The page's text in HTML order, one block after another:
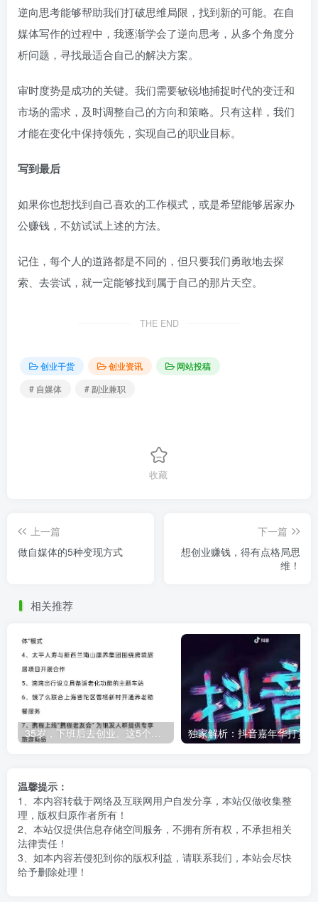
逆向思考能够帮助我们打破思维局限，找到新的可能。在自
媒体写作的过程中，我逐渐学会了逆向思考，从多个角度分
析问题，寻找最适合自己的解决方案。
审时度势是成功的关键。我们需要敏锐地捕捉时代的变迁和
市场的需求，及时调整自己的方向和策略。只有这样，我们
才能在变化中保持领先，实现自己的职业目标。
写到最后
如果你也想找到自己喜欢的工作模式，或是希望能够居家办
公赚钱，不妨试试上述的方法。
记住，每个人的道路都是不同的，但只要我们勇敢地去探
索、去尝试，就一定能够找到属于自己的那片天空。
THE END
创业干货 创业资讯
网站投稿
# 自媒体
# 副业兼职
收藏
上一篇
做自媒体的5种变现方式
下一篇
想创业赚钱，得有点格局思
维！
相关推荐
35岁，下班后去创业。这5个银发经济的小赛道，真的很适合普通人。
温馨提示：
1、本内容转载于网络及互联网用户自发分享，本站仅做收集整
理，版权归原作者所有！
2、本站仅提供信息存储空间服务，不拥有所有权，不承担相关
法律责任！
3、如本内容若侵犯到你的版权利益，请联系我们，本站会尽快
给予删除处理！